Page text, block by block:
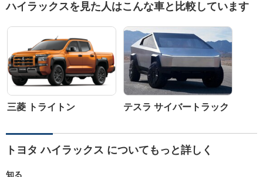
ハイラックスを見た人はこんな車と比較しています
三菱 トライトン テスラ サイバートラック
トヨタ ハイラックス についてもっと詳しく
知る